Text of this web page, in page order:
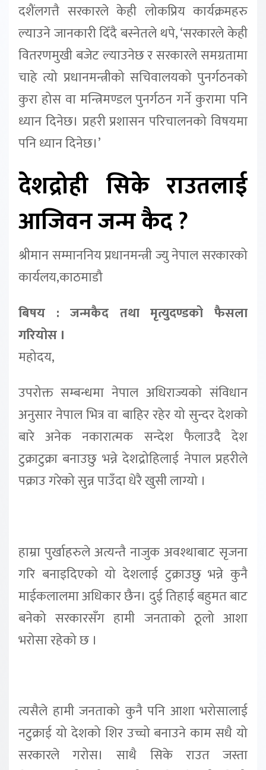
दशैंलगत्तै सरकारले केही लोकप्रिय कार्यक्रमहरु
ल्याउने जानकारी दिँदै बस्नेतले थपे, ‘सरकारले केही
वितरणमुखी बजेट ल्याउनेछ र सरकारले समग्रतामा
चाहे त्यो प्रधानमन्त्रीको सचिवालयको पुनर्गठनको
कुरा होस वा मन्त्रिमण्डल पुनर्गठन गर्ने कुरामा पनि
ध्यान दिनेछ। प्रहरी प्रशासन परिचालनको विषयमा
पनि ध्यान दिनेछ।’
देशद्रोही सिके राउतलाई
आजिवन जन्म कैद ?
श्रीमान सम्माननिय प्रधानमन्त्री ज्यु नेपाल सरकारको
कार्यलय,काठमाडौ
बिषय : जन्मकैद तथा मृत्युदण्डको फैसला
गरियोस ।
महोदय,
उपरोक्त सम्बन्धमा नेपाल अधिराज्यको संविधान
अनुसार नेपाल भित्र वा बाहिर रहेर यो सुन्दर देशको
बारे अनेक नकारात्मक सन्देश फैलाउदै देश
टुक्राटुक्रा बनाउछु भन्ने देशद्रोहिलाई नेपाल प्रहरीले
पक्राउ गरेको सुन्न पाउँदा धेरै खुसी लाग्यो ।
हाम्रा पुर्खाहरुले अत्यन्तै नाजुक अवश्थाबाट सृजना
गरि बनाइदिएको यो देशलाई टुक्राउछु भन्ने कुनै
माईकलालमा अधिकार छैन। दुई तिहाई बहुमत बाट
बनेको सरकारसँग हामी जनताको ठूलो आशा
भरोसा रहेको छ ।
त्यसैले हामी जनताको कुनै पनि आशा भरोसालाई
नटुक्राई यो देशको शिर उच्चो बनाउने काम सधै यो
सरकारले गरोस। साथै सिके राउत जस्ता